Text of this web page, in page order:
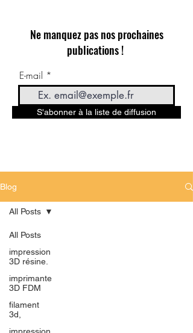
Ne manquez pas nos prochaines
publications !
E-mail
S'abonner à la liste de diffusion
Blog
All Posts
impression
3D résine.
imprimante
3D FDM
filament
3d,
All Posts